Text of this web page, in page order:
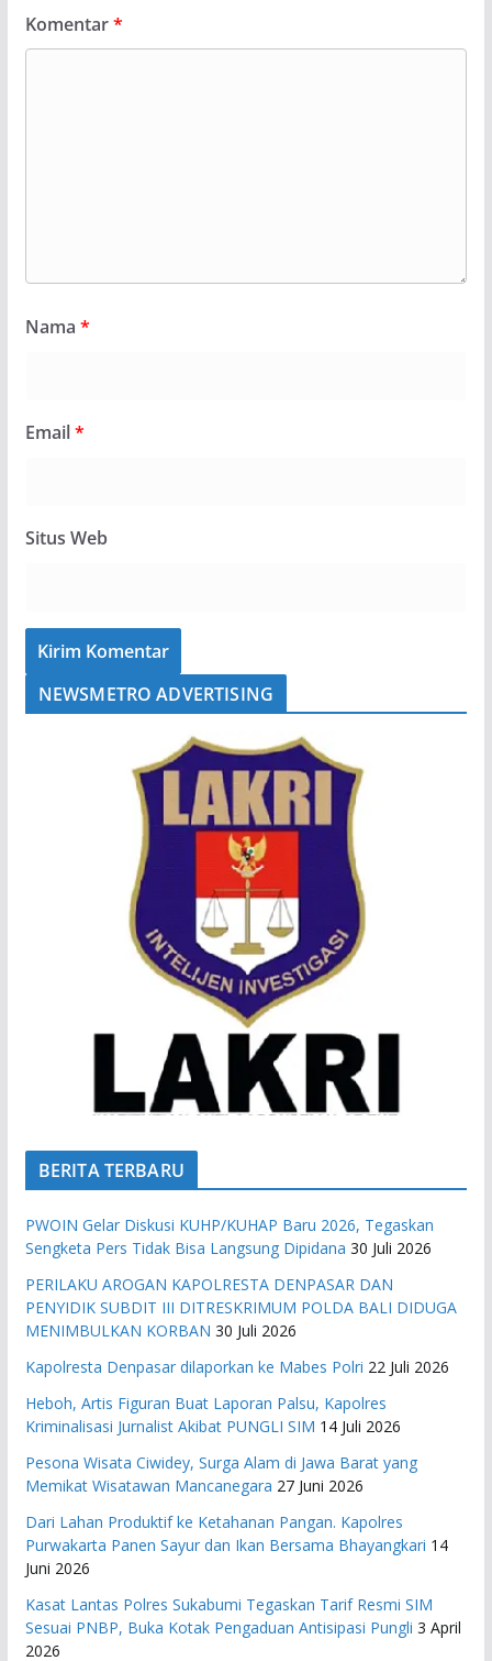
Komentar*
Nama *
Email*
Situs Web
NEWSMETRO ADVERTISING
BERITA TERBARU
PWOIN Gelar Diskusi KUHP/KUHAP Baru 2026, Tegaskan
Sengketa Pers Tidak Bisa Langsung Dipidana 30 Juli 2026
PERILAKU AROGAN KAPOLRESTA DENPASAR DAN
PENYIDIK SUBDIT III DITRESKRIMUM POLDA BALI DIDUGA
MENIMBULKAN KORBAN 30 Juli 2026
Kapolresta Denpasar dilaporkan ke Mabes Polri 22 Juli 2026
Heboh, Artis Figuran Buat Laporan Palsu, Kapolres
Kriminalisasi Jurnalist Akibat PUNGLI SIM 14 Juli 2026
Pesona Wisata Ciwidey, Surga Alam di Jawa Barat yang
Memikat Wisatawan Mancanegara 27 Juni 2026
Dari Lahan Produktif ke Ketahanan Pangan. Kapolres
Purwakarta Panen Sayur dan Ikan Bersama Bhayangkari 14
Juni 2026
Kasat Lantas Polres Sukabumi Tegaskan Tarif Resmi SIM
Sesuai PNBP, Buka Kotak Pengaduan Antisipasi Pungli 3 April
2026